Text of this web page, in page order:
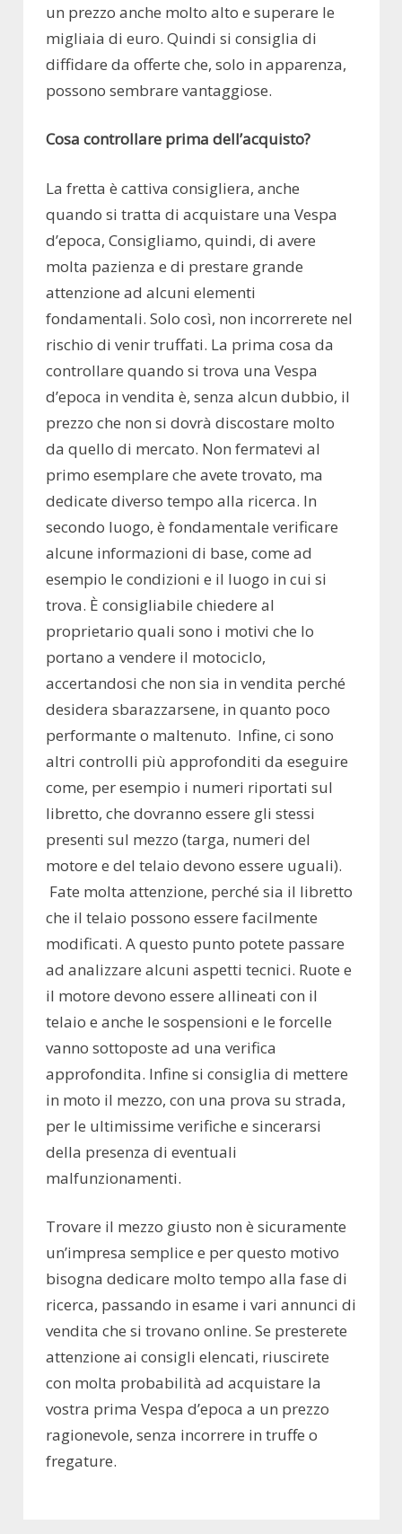
un prezzo anche molto alto e superare le
migliaia di euro. Quindi si consiglia di
diffidare da offerte che, solo in apparenza,
possono sembrare vantaggiose.
Cosa controllare prima dell’acquisto?
La fretta è cattiva consigliera, anche
quando si tratta di acquistare una Vespa
d’epoca, Consigliamo, quindi, di avere
molta pazienza e di prestare grande
attenzione ad alcuni elementi
fondamentali. Solo così, non incorrerete nel
rischio di venir truffati. La prima cosa da
controllare quando si trova una Vespa
d’epoca in vendita è, senza alcun dubbio, il
prezzo che non si dovrà discostare molto
da quello di mercato. Non fermatevi al
primo esemplare che avete trovato, ma
dedicate diverso tempo alla ricerca. In
secondo luogo, è fondamentale verificare
alcune informazioni di base, come ad
esempio le condizioni e il luogo in cui si
trova. È consigliabile chiedere al
proprietario quali sono i motivi che lo
portano a vendere il motociclo,
accertandosi che non sia in vendita perché
desidera sbarazzarsene, in quanto poco
performante o maltenuto. Infine, ci sono
altri controlli più approfonditi da eseguire
come, per esempio i numeri riportati sul
libretto, che dovranno essere gli stessi
presenti sul mezzo (targa, numeri del
motore e del telaio devono essere uguali).
Fate molta attenzione, perché sia il libretto
che il telaio possono essere facilmente
modificati. A questo punto potete passare
ad analizzare alcuni aspetti tecnici. Ruote e
il motore devono essere allineati con il
telaio e anche le sospensioni e le forcelle
vanno sottoposte ad una verifica
approfondita. Infine si consiglia di mettere
in moto il mezzo, con una prova su strada,
per le ultimissime verifiche e sincerarsi
della presenza di eventuali
malfunzionamenti.
Trovare il mezzo giusto non è sicuramente
un’impresa semplice e per questo motivo
bisogna dedicare molto tempo alla fase di
ricerca, passando in esame i vari annunci di
vendita che si trovano online. Se presterete
attenzione ai consigli elencati, riuscirete
con molta probabilità ad acquistare la
vostra prima Vespa d’epoca a un prezzo
ragionevole, senza incorrere in truffe o
fregature.